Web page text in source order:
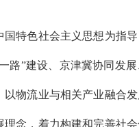
色社会主义思想为指导
路”建设、京津冀协同发
以物流业与相关产业融合
理念，着力构建和完善社